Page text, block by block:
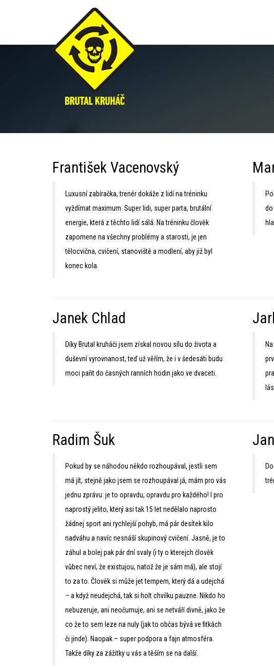
Reference
František Vacenovský
Luxusní zabíračka, trenér dokáže z lidí na tréninku
vyždímat maximum. Super lidi, super parta, brutální
energie, která z těchto lidí sálá. Na tréninku člověk
zapomene na všechny problémy a starosti, je jen
tělocvična, cvičení, stanoviště a modlení, aby již byl
konec kola.
do
Janek Chlad
Díky Brutal kruháči jsem získal novou sílu do života a
duševní vyrovnanost, teď už věřím, že i v šedesáti budu
moci pařit do časných ranních hodin jako ve dvaceti.
Radim Šuk
Pokud by se náhodou někdo rozhoupával, jestli sem
má jít, stejně jako jsem se rozhoupával já, mám pro vás
jednu zprávu: je to opravdu, opravdu pro každého! I pro
naprostý jelito, který asi tak 15 let nedělalo naprosto
žádnej sport ani rychlejší pohyb, má pár desítek kilo
nadváhu a navíc nesnáší skupinový cvičení. Jasně, je to
záhul a bolej pak pár dní svaly (i ty o kterejch člověk
vůbec neví, že existujou, natož že je sám má), ale stojí
to za to. Člověk si může jet tempem, který dá a udejchá
– a když neudejchá, tak si holt chvilku pauzne. Nikdo ho
nebuzeruje, ani neočumuje, ani se netváří divně, jako že
co že to sem leze na nuly (jak to občas bývá ve fitkách
či jinde). Naopak – super podpora a fajn atmosféra.
Takže díky za zážitky u vás a těším se na další.